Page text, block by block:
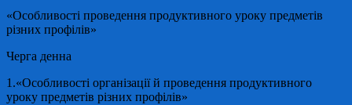
«Особливості проведення продуктивного уроку предметів
різних профілів»
Черга денна
1.«Особливості організації й проведення продуктивного
уроку предметів різних профілів»